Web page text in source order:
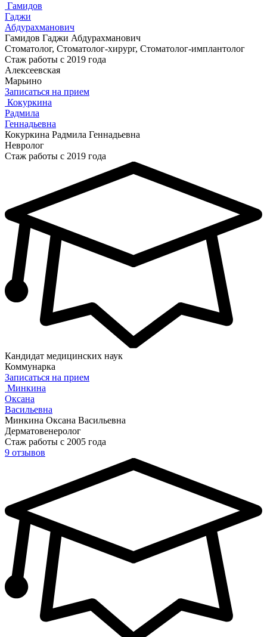
Гамидов
Гаджи
Абдурахманович
Гамидов Гаджи Абдурахманович
Стоматолог, Стоматолог-хирург, Стоматолог-имплантолог
Стаж работы с 2019 года
Алексеевская
Марьино
Записаться на прием
Кокуркина
Радмила
Геннадьевна
Кокуркина Радмила Геннадьевна
Невролог
Стаж работы с 2019 года
Кандидат медицинских наук
Коммунарка
Записаться на прием
Минкина
Оксана
Васильевна
Минкина Оксана Васильевна
Дерматовенеролог
Стаж работы с 2005 года
9 отзывов